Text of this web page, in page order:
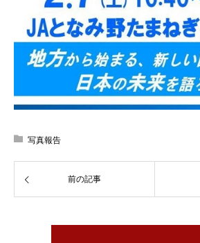
写真報告
前の記事